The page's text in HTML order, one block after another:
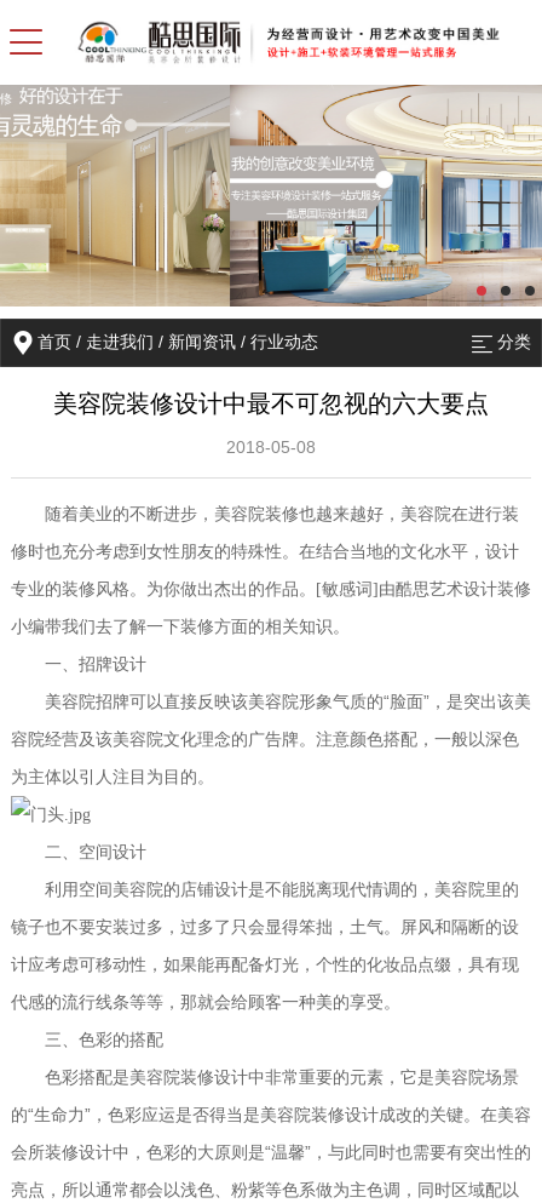
首页 / 走进我们 / 新闻资讯 /行业动态 分类
美容院装修设计中最不可忽视的六大要点
2018-05-08
随着美业的不断进步，美容院装修也越来越好，美容院在进行装
修时也充分考虑到女性朋友的特殊性。在结合当地的文化水平，设计
专业的装修风格。为你做出杰出的作品。[敏感词]由酷思艺术设计装修
小编带我们去了解一下装修方面的相关知识。
一、招牌设计
美容院招牌可以直接反映该美容院形象气质的“ 脸面”，是突出该美
容院经营及该美容院文化理念的广告牌。注意颜色搭配，一般以深色
为主体以引人注目为目的。
二 、空间设计
利用空间美容院的店铺设计是不能脱离现代情调的，美容院里的
镜子也不要安装过多，过多了只会显得笨拙，土气。屏风和隔断的设
计应考虑可移动性，如果能再配备灯光，个性的化妆品点缀，具有现
代感的流行线条等等，那就会给顾客一种美的享受。
三 、色彩的搭配
色彩搭配是美容院装修设计中非常重要的元素，它是美容院场景
的“生命力”，色彩应运是否得当是美容院装修设计成改的关键。在美容
会所装修设计中，色彩的大原则是“温馨”，与此同时也需要有突出性的
亮点，所以通常都会以浅色、粉紫等色系做为主色调，同时区域配以